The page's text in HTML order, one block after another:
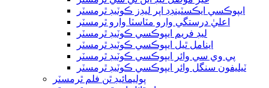
ايپوڪسي ايڪسٽينڊڊ اپر ليڊز ڪوٽيڊ ٿرمسٽر
اعليٰ درستگي وارو مٽاسٽا وارو ٿرمسٽر
ليڊ فريم ايپوڪسي ڪوٽيڊ ٿرمسٽر
اينامل ٿيل ايپوڪسي ڪوٽيڊ ٿرمسٽر
پي وي سي وائر ايپوڪسي ڪوٽيڊ ٿرمسٽر
ٽيليفون سنگل وائر ايپوڪسي ڪوٽيڊ ٿرمسٽر
پوليمائيڊ ٿن فلم ٿرمسٽر